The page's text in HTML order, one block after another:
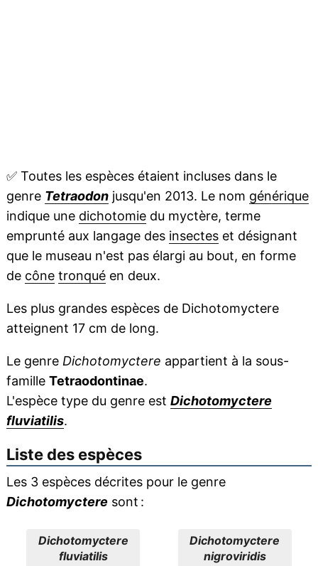
✅Toutes les espèces étaient incluses dans le
genre Tetraodonjusqu'en 2013. Le nom générique
indique une dichotomiedu myctère, terme
emprunté aux langage des insecteset désignant
que le museau n'est pas élargi au bout, en forme
de cône tronquéen deux.
Les plus grandes espèces de Dichotomyctere
atteignent 17 cm de long.
Le genre Dichotomyctere appartient à la sous-
famille Tetraodontinae.
L'espèce type du genre est Dichotomyctere
fluviatilis.
Liste des espèces
Les 3 espèces décrites pour le genre
Dichotomyctere sont :
Dichotomyctere
fluviatilis
Dichotomyctere
nigroviridis